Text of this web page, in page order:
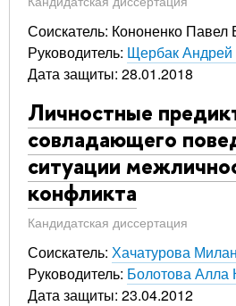
Соискатель: Кононенко Павел
Руководитель: Щербак Андрей
Дата защиты: 28.01.2018
Личностные
совладающего
ситуации
конфликта
Кандидатская диссертация
Соискатель: Хачатурова
Руководитель: Болотова Алла
Дата защиты: 23.04.2012